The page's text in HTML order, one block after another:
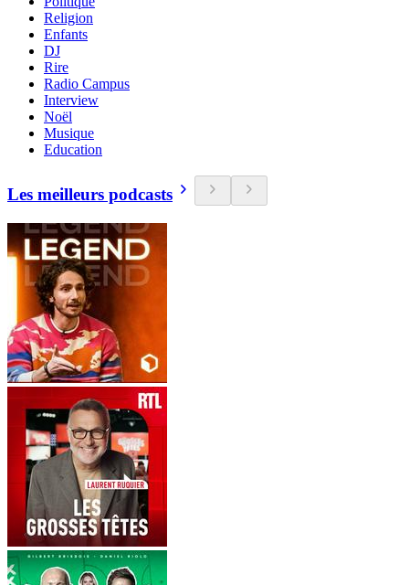
Religion
Enfants
DJ
Rire
Radio Campus
Interview
Noël
Musique
Education
Les meilleurs podcasts